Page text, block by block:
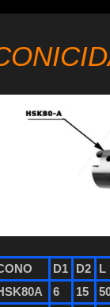
D1 D2
L
6 15